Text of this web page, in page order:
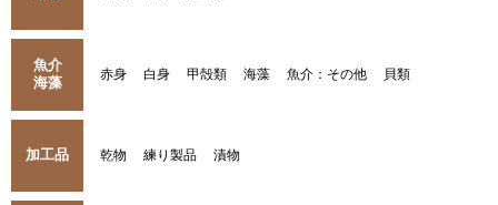
魚介
海藻
赤身 白身 甲殻類 海藻 魚介：その他 貝類
加工品 乾物 練り製品 漬物